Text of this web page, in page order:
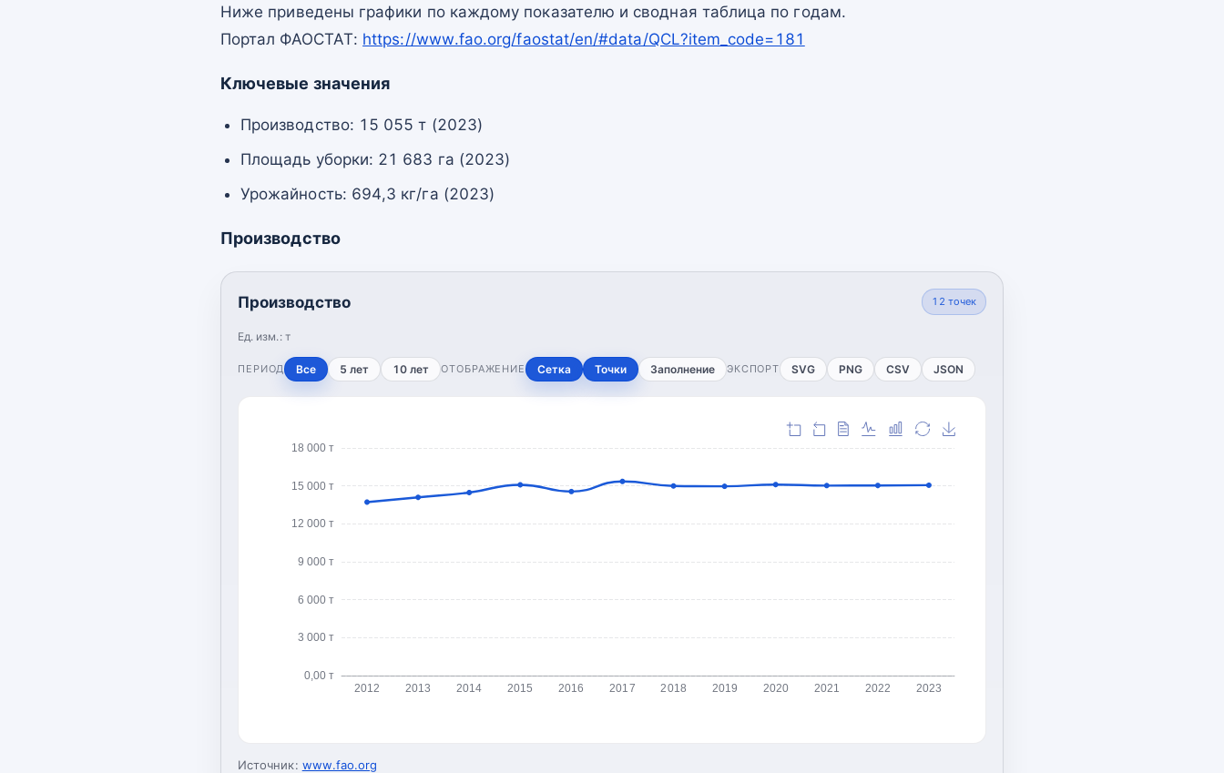
Ниже приведены графики по каждому показателю и сводная таблица по годам.
Портал ФАОСТАТ: https://www.fao.org/faostat/en/#data/QCL?item_code=181
Ключевые значения
Производство: 15 055 т (2023)
Площадь уборки: 21 683 га (2023)
Урожайность: 694,3 кг/га (2023)
Производство
Производство
Ед. изм.: т
12 точек
ПЕРИОД Все 5 лет 10 лет ОТОБРАЖЕНИЕ Сетка Точки Заполнение ЭКСПОРТ SVG PNG CSV JSON
0,00 т
3 000 т
6 000 т
9 000 т
12 000 т
15 000 т
18 000 т
2012 2013 2014 2015 2016 2017 2018 2019 2020 2021 2022 2023
Источник: www.fao.org